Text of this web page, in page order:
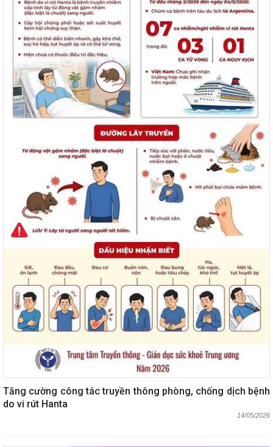
Tăng cường công tác truyền thông phòng, chống dịch bệnh
do vi rút Hanta
14/05/2026